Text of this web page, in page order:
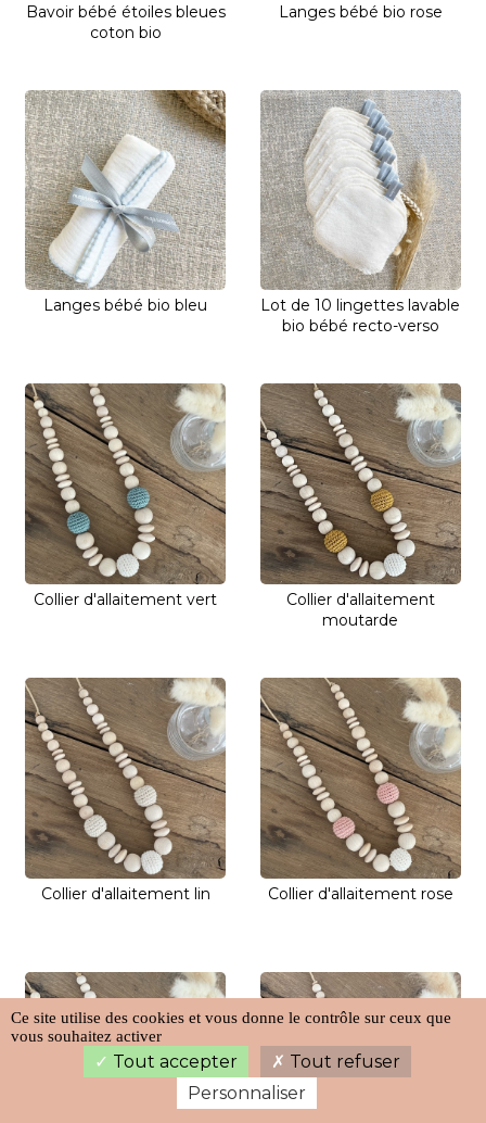
Bavoir bébé étoiles bleues
coton bio
Langes bébé bio rose
Langes bébé bio bleu
Lot de 10 lingettes lavable
bio bébé recto-verso
Collier d'allaitement vert
Collier d'allaitement
moutarde
Collier d'allaitement lin Collier d'allaitement rose
Ce site utilise des cookies et vous donne le contrôle sur ceux que
vous souhaitez activer
Tout accepter
Tout refuser
Personnaliser